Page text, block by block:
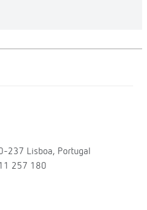
237 Lisboa, Portugal
257 180